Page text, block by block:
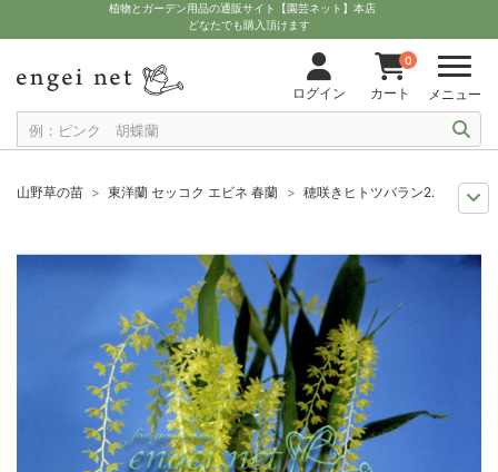
植物とガーデン用品の通販サイト【園芸ネット】本店
どなたでも購入頂けます
ログイン
0
カート メニュー
山野草の苗 東洋蘭 セッコク エビネ 春蘭
穂咲きヒトツバラン2.5号ポット